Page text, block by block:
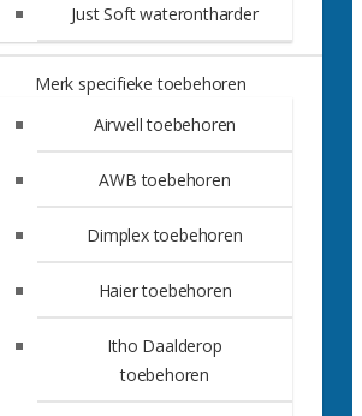
Just Soft waterontharder
Merk specifieke toebehoren
Airwell toebehoren
AWB toebehoren
Dimplex toebehoren
Haier toebehoren
Itho Daalderop
toebehoren